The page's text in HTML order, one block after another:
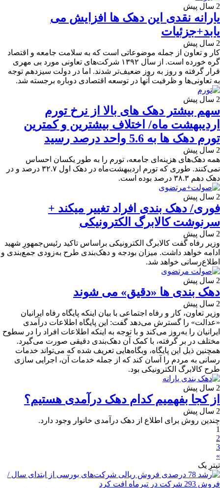
2 سال پیش
یارانه نقدی این دهک ها افزایش می
یابد+جزئیات
2 سال پیش
کار و تعاون از جمله موضوعاتی است که به سلامت جامعه و اقتصاد
گره خورده است. از سال ۱۳۹۲ شرکت‌های تعاونی مورد بی مهری
قرار گرفته و روز به روز ضعیف‌تر شدند. اما در دولت سیزدهم توجه
به تعاونی‌ها و ظرفیت آنها در توسعه اقتصادی دوباره برجسته شد.
2 سال پیش
سهم بیشتر دهک های بالا از نرخ تورم
اردیبهشت ماه/ اختلاف بیشترین و کمترین
تورم دهک ها به 5.6 واحد درصد رسید
2 سال پیش
همه دهک‌های هزینه‌ای جامعه، تورم را به طور یکسان احساس
نمی‌کنند. طوری که تورم اردیبهشت‌ماه در دهک اول ۳۲.۷ درصد و در
دهک دهم ۳۸.۳ درصد بوده است.
2 سال پیش
فوری/ دهک بندی افراد تغییر میکند +
سرنوشت کالابرگ الکترونیکی
2 سال پیش
وزیر رفاه گفت کالابرگ الکترونیکی براساس تاکید رئیس‌جمهورِ شهید
ادامه خواهد داشت. میزان بودجه و دهک‌بندی طرح به‌زودی جمع‌بندی و
اطلاع‌رسانی خواهد شد.
2 سال پیش
دهک بندی ها «دقیق» می شوند
2 سال پیش
وزیر تعاون، کار و رفاه اجتماعی با بیان اینکه پایگاه رفاه ایرانیان
«عدالت» را گسترش می‌دهد گفت: این پایگاه اطلاعات درآمدی
ایرانیان را به‌روز می‌کند و با توجه به اینکه اطلاعات افراد را در سطوح
مختلف در بر گرفته، با کمک آن دهک‌بندی دقیقی صورت می‌گیرد.
همچنین ذیل این پایگاه، وبگاه‌هایی تعریف شده که می‌تواند خدمات
رسانی به مردم را آسان کند که از جمله خدمات آن، اجرایی سازی
طرح کالابرگ الکترونیکی بود.
2 سال پیش
از کجا بفهمیم کدام دهک درآمدی هستیم؟
2 سال پیش
چندین روش برای اطلاع از دهک درآمدی خانوار وجود دارد.
1
2
3
»
تیترِ یک